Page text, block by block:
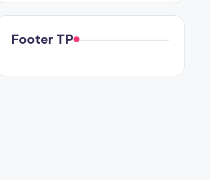
Footer TP